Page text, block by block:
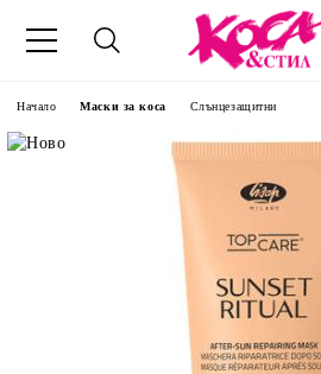
Начало Маски за коса Слънцезащитни